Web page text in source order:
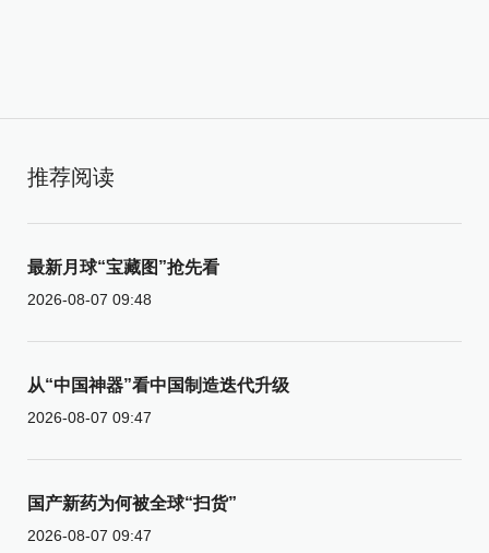
推荐阅读
最新月球“宝藏图”抢先看
2026-08-07 09:48
从“中国神器”看中国制造迭代升级
2026-08-07 09:47
国产新药为何被全球“扫货”
2026-08-07 09:47